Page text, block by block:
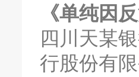
《单纯因
四川天某
行股份有